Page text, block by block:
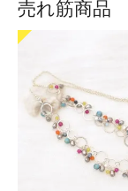
売れ筋商品